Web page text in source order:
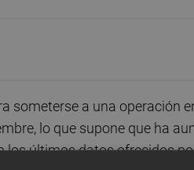
someterse a una operación
lo que supone que ha
los últimos datos ofrecidos